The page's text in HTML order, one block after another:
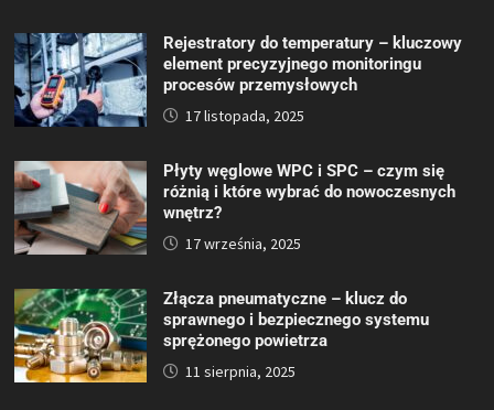
Rejestratory do temperatury – kluczowy
element precyzyjnego monitoringu
procesów przemysłowych
17 listopada, 2025
Płyty węglowe WPC i SPC – czym się
różnią i które wybrać do nowoczesnych
wnętrz?
17 września, 2025
Złącza pneumatyczne – klucz do
sprawnego i bezpiecznego systemu
sprężonego powietrza
11 sierpnia, 2025